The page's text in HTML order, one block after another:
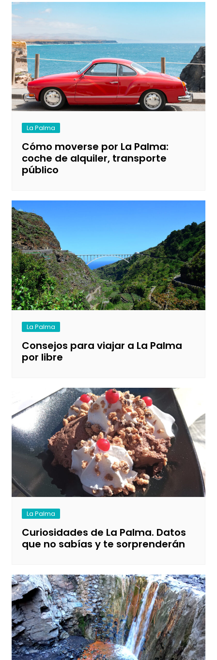
La Palma
Cómo moverse por La Palma:
coche de alquiler, transporte
público
La Palma
Consejos para viajar a La Palma
por libre
La Palma
Curiosidades de La Palma. Datos
que no sabías y te sorprenderán